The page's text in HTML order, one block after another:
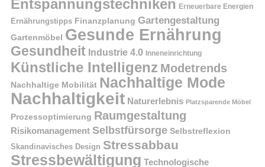
Entspannungstechniken Erneuerbare Energien
Ernährungstipps Finanzplanung Gartengestaltung
Gartenmöbel Gesunde Ernährung
Gesundheit Industrie 4.0 Inneneinrichtung
Künstliche Intelligenz Modetrends
Nachhaltige Mobilität Nachhaltige Mode
Nachhaltigkeit Naturerlebnis Platzsparende Möbel
Prozessoptimierung Raumgestaltung
Risikomanagement Selbstfürsorge Selbstreflexion
Skandinavisches Design Stressabbau
Stressbewältigung Technologische